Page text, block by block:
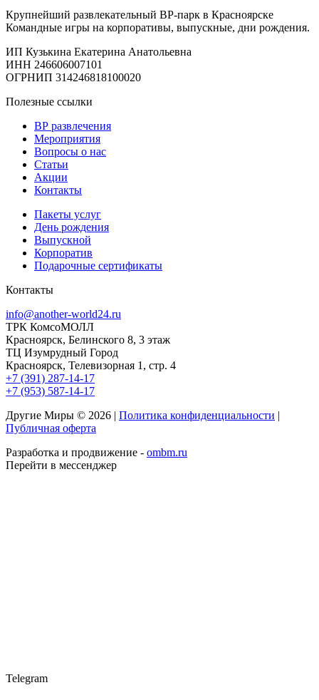
Крупнейший развлекательный ВР-парк в Красноярске
Командные игры на корпоративы, выпускные, дни рождения.
ИП Кузькина Екатерина Анатольевна
ИНН 246606007101
ОГРНИП 314246818100020
Полезные ссылки
ВР развлечения
Мероприятия
Вопросы о нас
Статьи
Акции
Контакты
Пакеты услуг
День рождения
Выпускной
Корпоратив
Подарочные сертификаты
Контакты
info@another-world24.ru
ТРК КомсоМОЛЛ
Красноярск, Белинского 8, 3 этаж
ТЦ Изумрудный Город
Красноярск, Телевизорная 1, стр. 4
+7 (391) 287-14-17
+7 (953) 587-14-17
Другие Миры © 2026 | Политика конфиденциальности |
Публичная оферта
Разработка и продвижение - ombm.ru
Перейти в мессенджер
Telegram